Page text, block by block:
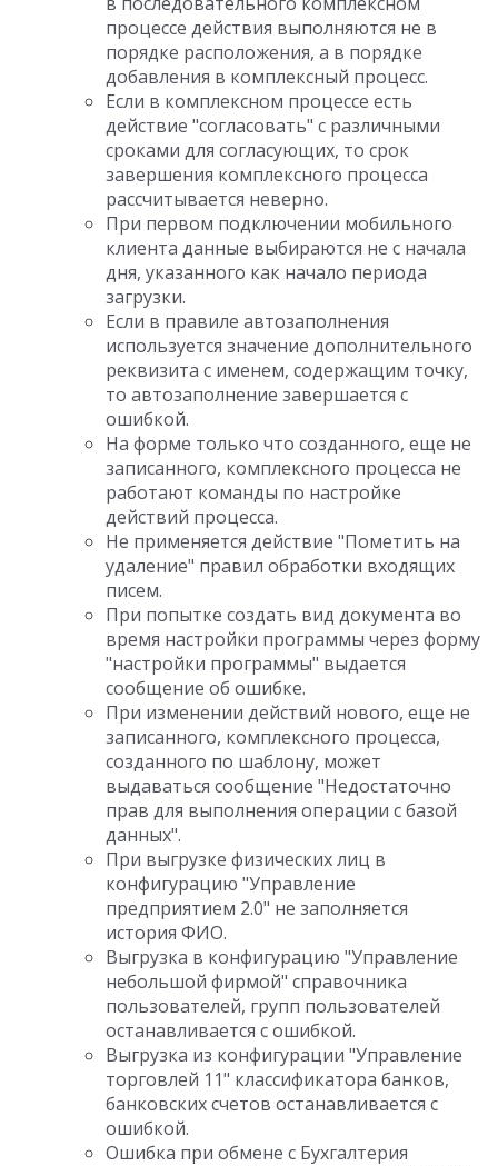
процессе действия выполняются не в
порядке расположения, а в порядке
добавления в комплексный процесс.
Если в комплексном процессе есть
действие "согласовать" с различными
сроками для согласующих, то срок
завершения комплексного процесса
рассчитывается неверно.
При первом подключении мобильного
клиента данные выбираются не с начала
дня, указанного как начало периода
загрузки.
Если в правиле автозаполнения
используется значение дополнительного
реквизита с именем, содержащим точку,
то автозаполнение завершается с
ошибкой.
На форме только что созданного, еще не
записанного, комплексного процесса не
работают команды по настройке
действий процесса.
Не применяется действие "Пометить на
удаление" правил обработки входящих
писем.
При попытке создать вид документа во
время настройки программы через форму
"настройки программы" выдается
сообщение об ошибке.
При изменении действий нового, еще не
записанного, комплексного процесса,
созданного по шаблону, может
выдаваться сообщение "Недостаточно
прав для выполнения операции с базой
данных".
При выгрузке физических лиц в
конфигурацию "Управление
предприятием 2.0" не заполняется
история ФИО.
Выгрузка в конфигурацию "Управление
небольшой фирмой" справочника
пользователей, групп пользователей
останавливается с ошибкой.
Выгрузка из конфигурации "Управление
торговлей 11" классификатора банков,
банковских счетов останавливается с
ошибкой.
Ошибка при обмене с Бухгалтерия